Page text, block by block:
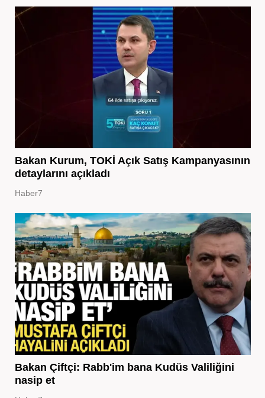
Bakan Kurum, TOKİ Açık Satış Kampanyasının
detaylarını açıkladı
Haber7
Bakan Çiftçi: Rabb'im bana Kudüs Valiliğini
nasip et